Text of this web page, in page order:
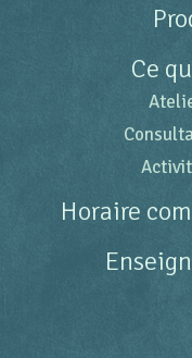
Ce
Horaire